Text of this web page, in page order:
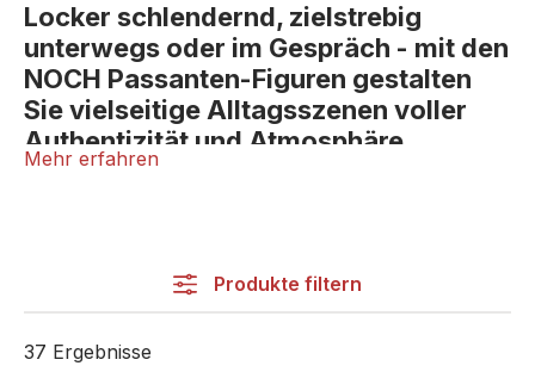
Locker schlendernd, zielstrebig
unterwegs oder im Gespräch - mit den
NOCH Passanten-Figuren gestalten
Sie vielseitige Alltagsszenen voller
Authentizität und Atmosphäre.
menschlicher Präsenz. Die Kategorie
einfügen.
Mehr erfahren
Produkte filtern
37 Ergebnisse